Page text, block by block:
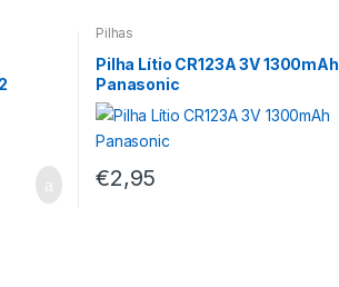
Pilhas
Pilha Lítio CR123A 3V 1300mAh
Panasonic
€2,95